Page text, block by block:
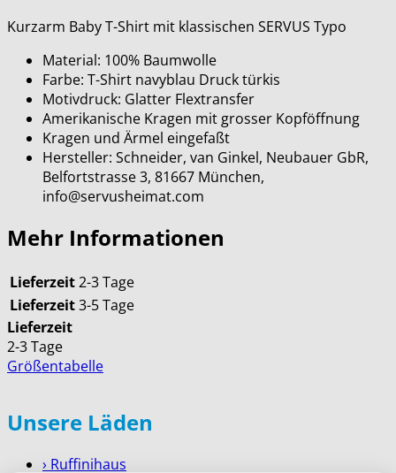
Kurzarm Baby T-Shirt mit klassischen SERVUS Typo
Material: 100% Baumwolle
Farbe: T-Shirt navyblau Druck türkis
Motivdruck: Glatter Flextransfer
Amerikanische Kragen mit grosser Kopföffnung
Kragen und Ärmel eingefaßt
Hersteller: Schneider, van Ginkel, Neubauer GbR,
Belfortstrasse 3, 81667 München,
info@servusheimat.com
Mehr Informationen
Lieferzeit2-3 Tage
Lieferzeit3-5 Tage
Lieferzeit
2-3 Tage
Größentabelle
Unsere Läden
› Ruffinihaus